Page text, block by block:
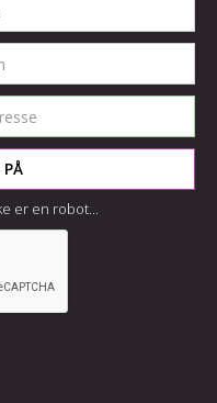
er en robot...